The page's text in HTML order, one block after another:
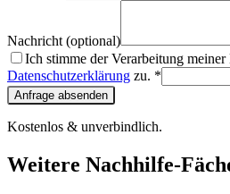
Nachricht (optional)
Ich stimme der Verarbeitung meiner
Datenschutzerklärung zu. *
Anfrage absenden
Kostenlos & unverbindlich.
Weitere Nachhilfe-